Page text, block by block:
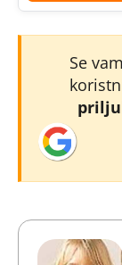
Se